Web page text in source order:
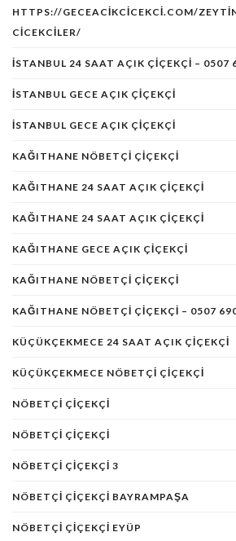
HTTPS://GECEACIKCICEKCI.COM/
CICEKCILER/
ISTANBUL 24 SAAT AÇIK ÇIÇEKÇI – 0507
ISTANBUL GECE AÇIK ÇIÇEKÇI
ISTANBUL GECE AÇIK ÇIÇEKÇI
KAĞITHANE NÖBETÇİ ÇİÇEKÇİ
KAĞITHANE 24 SAAT AÇIK ÇIÇEKÇI
KAĞITHANE 24 SAAT AÇIK ÇIÇEKÇI
KAĞITHANE GECE AÇIK ÇIÇEKÇI
KAĞITHANE NÖBETÇI ÇIÇEKÇI
KAĞITHANE NÖBETÇI ÇIÇEKÇI – 0507
KÜÇÜKÇEKMECE 24 SAAT AÇIK ÇIÇEKÇI
KÜÇÜKÇEKMECE NÖBETÇI ÇIÇEKÇI
NÖBETÇI ÇIÇEKÇI
NÖBETÇI ÇIÇEKÇI
NÖBETÇI ÇIÇEKÇI 3
NÖBETÇI ÇIÇEKÇI BAYRAMPAŞA
NÖBETÇI ÇIÇEKÇI EYÜP